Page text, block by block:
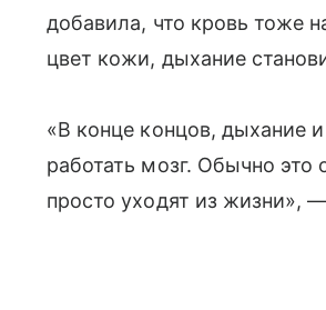
добавила, что кровь тоже
цвет кожи, дыхание
«В конце концов, дыхание
работать мозг. Обычно
просто уходят из жизни»,